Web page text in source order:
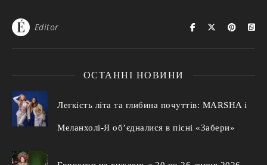
Editor
ОСТАННІ НОВИНИ
Легкість літа та глибина почуттів: MARSHA і
Меланхолі-Я об’єдналися в пісні «Забери»